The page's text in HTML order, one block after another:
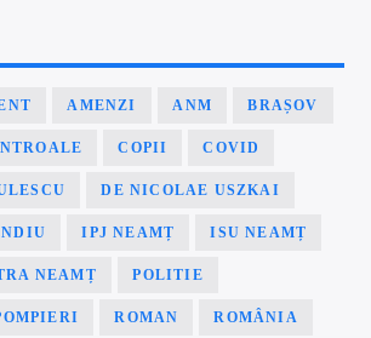
AMENZI ANM BRAȘOV
COPII COVID
DE NICOLAE USZKAI
IPJ NEAMȚ ISU NEAMȚ
NEAMȚ POLITIE
ROMAN ROMÂNIA